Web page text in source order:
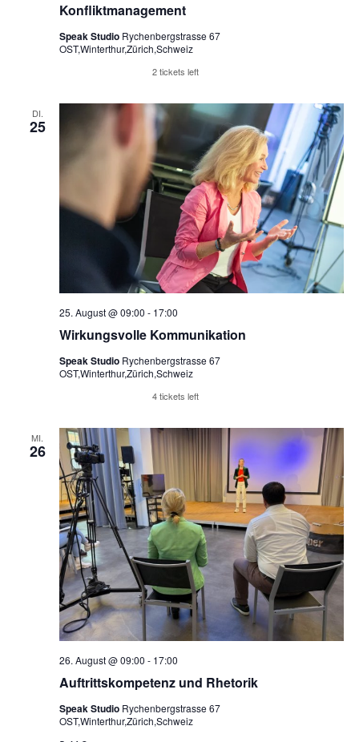
Konfliktmanagement
Speak Studio Rychenbergstrasse 67
OST,Winterthur,Zürich,Schweiz
2 tickets left
DI.
25
Wirkungsvolle Kommunikation
25. August @ 09:00 - 17:00
Speak Studio Rychenbergstrasse 67
OST,Winterthur,Zürich,Schweiz
4 tickets left
MI.
26
Auftrittskompetenz und Rhetorik
26. August @ 09:00 - 17:00
Speak Studio Rychenbergstrasse 67
OST,Winterthur,Zürich,Schweiz